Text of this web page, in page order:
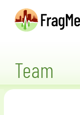
Inhalt
Team